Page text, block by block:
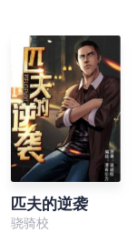
匹夫的逆袭
骁骑校